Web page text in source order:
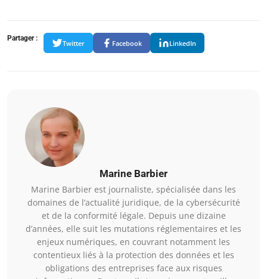
Partager :
Twitter Facebook LinkedIn
Marine Barbier
Marine Barbier est journaliste, spécialisée dans les
domaines de l’actualité juridique, de la cybersécurité
et de la conformité légale. Depuis une dizaine
d’années, elle suit les mutations réglementaires et les
enjeux numériques, en couvrant notamment les
contentieux liés à la protection des données et les
obligations des entreprises face aux risques